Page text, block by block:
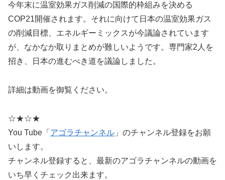
今年末に温室効果ガス削減の国際的枠組みを決める
COP21開催されます。それに向けて日本の温室効果ガス
の削減目標、エネルギーミックスが今議論されています
が、なかなか取りまとめが難しいようです。専門家2人を
招き、日本の進むべき道を議論しました。
詳細は動画を御覧ください。
☆★☆★
You Tube「 アゴラチャンネル 」のチャンネル登録をお願
いします。
チャンネル登録すると、最新のアゴラチャンネルの動画を
いち早くチェック出来ます。